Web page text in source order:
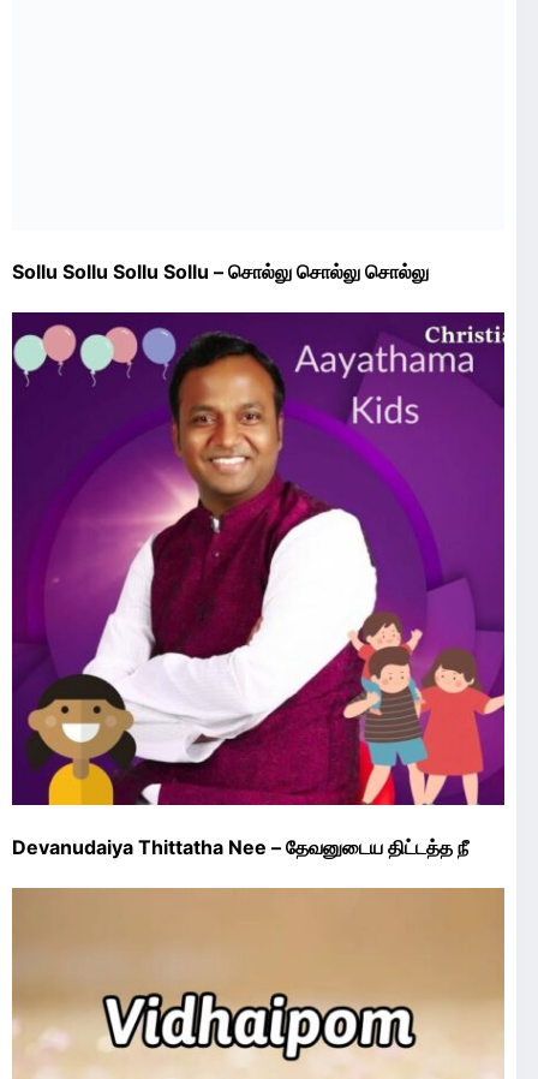
Sollu Sollu Sollu Sollu – சொல்லு சொல்லு சொல்லு
Devanudaiya Thittatha Nee – தேவனுடைய திட்டத்த நீ